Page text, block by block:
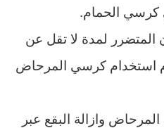
كرسي الحمام.
المتضرر لمدة لا تقل عن
استخدام كرسي المرحاض
وازالة البقع عبر